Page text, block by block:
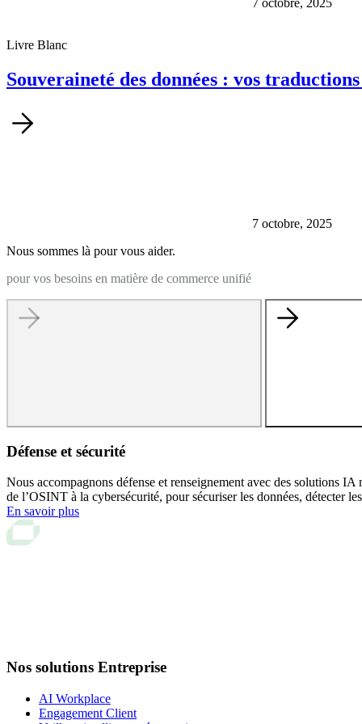
Boostez votre performance avec l’IA agentique de
Tirez parti de la recherche basée sur l’IA pour découvrir
Sinequa
Engagement client
La Customer Engagement Suite ChapsVision unifie CRM,
7 octobre, 2025
Livre Blanc
Souveraineté des données : vos
7 octobre, 2025
Nous sommes là pour vous aider.
pour vos besoins en matière de commerce unifié
Défense et sécurité
Nous accompagnons défense et renseignement avec des solutions IA
de l’OSINT à la cybersécurité, pour sécuriser les données, détecter
En savoir plus
Nos solutions Entreprise
AI Workplace
Engagement Client